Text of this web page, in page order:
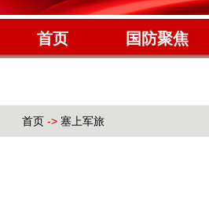
首页 国防聚焦
首页 -> 塞上军旅